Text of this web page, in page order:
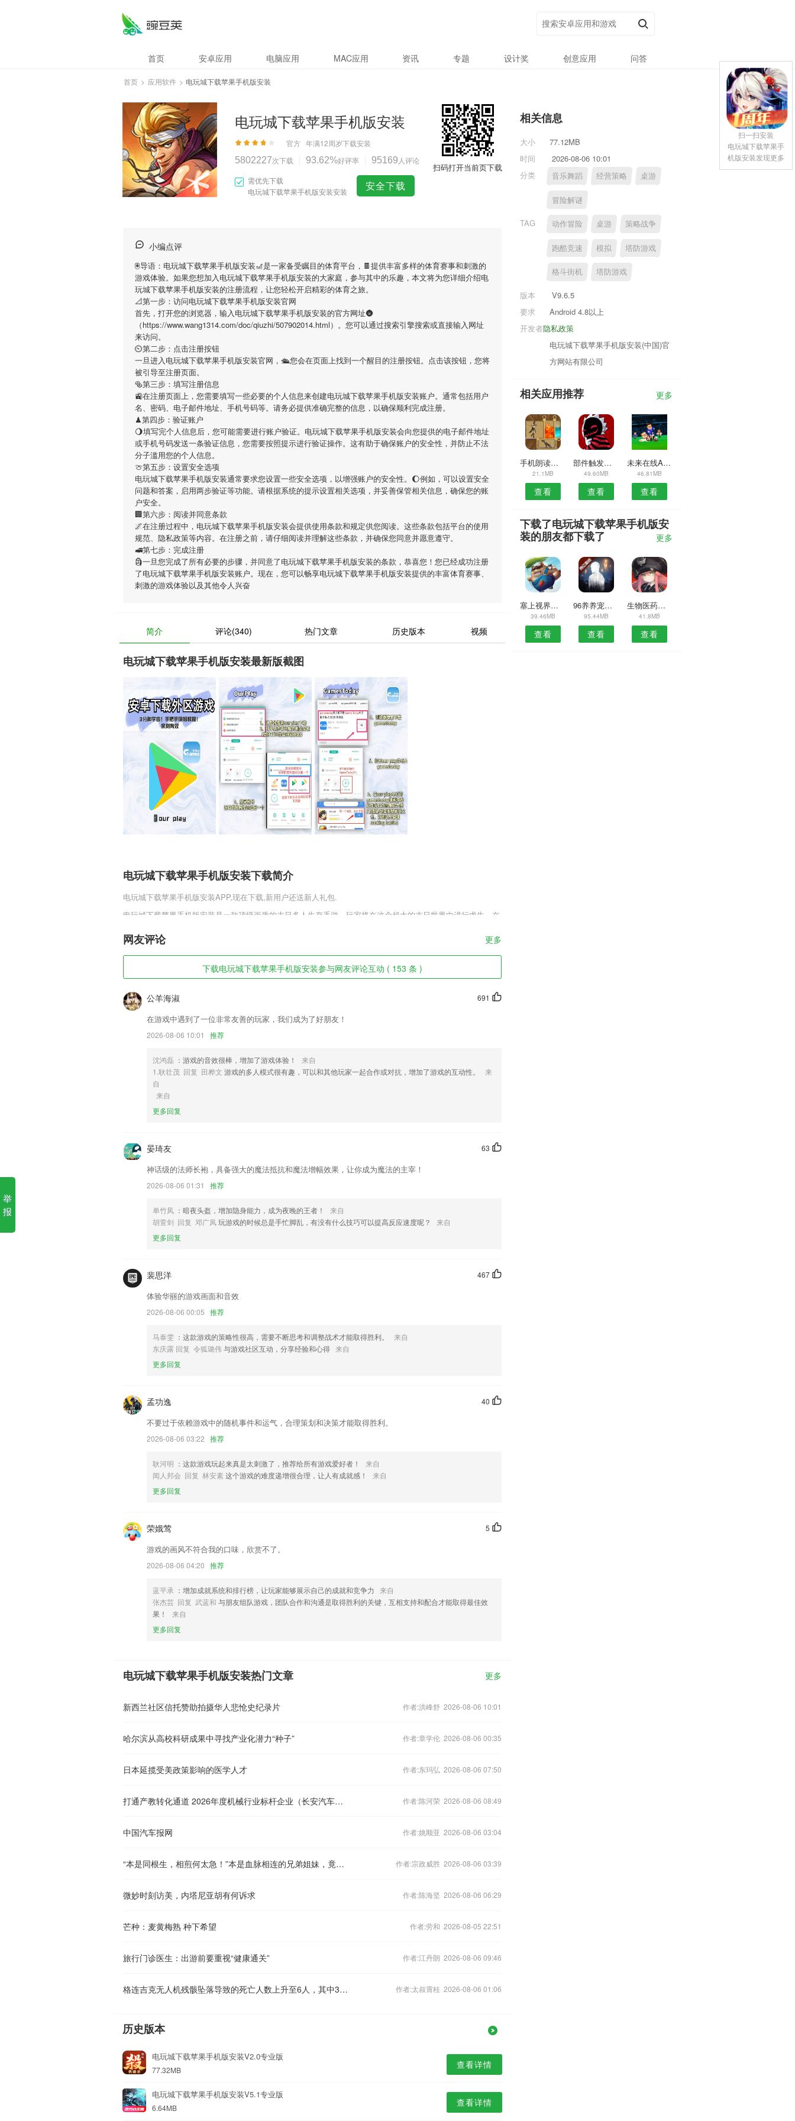
首页 安卓应用 电脑应用 MAC应用 资讯 专题 设计奖 创意应用 问答
首页 > 应用软件 > 电玩城下载苹果手机版安装
电玩城下载苹果手机版安装
官方 年满12周岁下载安装
5802227次下载 93.62%好评率 95169 人评论
需优先下载
电玩城下载苹果手机版安装安装
安全下载
扫码打开当前页下载
小编点评
🖲导语： 电玩城下载苹果手机版安装🎢是一家备受瞩目的体育平台，🍫提供丰富多样的体育赛事和刺激的
游戏体验。如果您想加入 电玩城下载苹果手机版安装的大家庭，参与其中的乐趣，本文将为您详细介绍电
玩城下载苹果手机版安装的注册流程，让您轻松开启精彩的体育之旅。
📐第一步：访问电玩城下载苹果手机版安装官网
首先，打开您的浏览器，输入 电玩城下载苹果手机版安装的官方网址🌚
（https://www.wang1314.com/doc/qiuzhi/507902014.html）。您可以通过搜索引擎搜索或直接输入网址
来访问。
⏲第二步：点击注册按钮
一旦进入 电玩城下载苹果手机版安装官网，🛳您会在页面上找到一个醒目的注册按钮。点击该按钮，您将
被引导至注册页面。
🥯第三步：填写注册信息
🚉在注册页面上，您需要填写一些必要的个人信息来创建电玩城下载苹果手机版安装账户。通常包括用户
名、密码、电子邮件地址、手机号码等。请务必提供准确完整的信息，以确保顺利完成注册。
♟第四步：验证账户
🌖填写完个人信息后，您可能需要进行账户验证。 电玩城下载苹果手机版安装会向您提供的电子邮件地址
或手机号码发送一条验证信息，您需要按照提示进行验证操作。这有助于确保账户的安全性，并防止不法
分子滥用您的个人信息。
🍈第五步：设置安全选项
电玩城下载苹果手机版安装通常要求您设置一些安全选项，以增强账户的安全性。🌔例如，可以设置安全
问题和答案，启用两步验证等功能。请根据系统的提示设置相关选项，并妥善保管相关信息，确保您的账
户安全。
🏢第六步：阅读并同意条款
🌌在注册过程中， 电玩城下载苹果手机版安装会提供使用条款和规定供您阅读。这些条款包括平台的使用
规范、隐私政策等内容。在注册之前，请仔细阅读并理解这些条款，并确保您同意并愿意遵守。
🚅第七步：完成注册
🗿一旦您完成了所有必要的步骤，并同意了电玩城下载苹果手机版安装的条款，恭喜您！您已经成功注册
了电玩城下载苹果手机版安装账户。现在，您可以畅享电玩城下载苹果手机版安装提供的丰富体育赛事、
刺激的游戏体验以及其他令人兴奋
简介 评论(340) 热门文章 历史版本 视频
电玩城下载苹果手机版安装最新版截图
电玩城下载苹果手机版安装下载简介
电玩城下载苹果手机版安装APP,现在下载,新用户还送新人礼包.
电玩城下载苹果手机版安装是一款顶级画质的末日多人生存手游，玩家将在这个超大的末日世界中进行求生，在
一温柔的港湾。寻找其他幸存者，联合起来寻求生存希望，守卫自己的家园。
电玩城下载苹果手机版安装软件特色
1,定时推送温馨提醒 高效维护患者群
2,1：一键去水印，只需一个按钮就可以去除烦人的视频水印
3,展示监管平台发布的驾培机构培训质量、学员投诉率等，引导2265学员选择质量高、服务好的驾培机构进行学
4,任务派发，团队协同作业，随时跟踪进程，及时反馈进度，时时推送通知，高效管控提升团队执行力！支持文
5,丰富方案
6,自定义缩小图像尺寸，照片大小你说了算；
电玩城下载苹果手机版安装软件优势
2.通过应用就能让父母和孩子进行交流，互动更加的方便；
3.在线上课，丰富多样的职业技能课堂可以任你挑
4.消防安全技术实务、消防安全技术综合能力、消防安全案例分析三部分的考前模拟试题。
6.教师与学生的问题，通过白板能够快速的进行反馈，支持反复推送，可以快速查看反馈结果，同时支持可以投
影在屏幕电视
图片视频面积更大了，畅快体验关注流新鲜事
欧洲名城，掌上订票想走就走
用户在应用端抢单
修复一些BUG 提升稳定性。
使用经历，以帮助我们更好的对产品进行优化修改。
网友评论 更多
下载电玩城下载苹果手机版安装参与网友评论互动 ( 153 条 )
691
公羊海淑
在游戏中遇到了一位非常友善的玩家，我们成为了好朋友！
2026-08-06 10:01 推荐
沈鸿磊 ：游戏的音效很棒，增加了游戏体验！
来自
1.耿壮茂 回复 田桦文 游戏的多人模式很有趣，可以和其他玩家一起合作或对抗，增加了游戏的互动性。
来
自
来自
更多回复
63
晏琦友
神话级的法师长袍，具备强大的魔法抵抗和魔法增幅效果，让你成为魔法的主宰！
2026-08-06 01:31 推荐
单竹凤 ：暗夜头盔，增加隐身能力，成为夜晚的王者！
来自
胡萱剑 回复 邓广凤玩游戏的时候总是手忙脚乱，有没有什么技巧可以提高反应速度呢？
来自
更多回复
467
裴思洋
体验华丽的游戏画面和音效
2026-08-06 00:05 推荐
马泰雯 ：这款游戏的策略性很高，需要不断思考和调整战术才能取得胜利。
来自
东庆露 回复 令狐璐伟 与游戏社区互动，分享经验和心得 来自
更多回复
40
孟功逸
不要过于依赖游戏中的随机事件和运气，合理策划和决策才能取得胜利。
2026-08-06 03:22 推荐
耿河明 ：这款游戏玩起来真是太刺激了，推荐给所有游戏爱好者！
来自
闻人邦会 回复 林安素这个游戏的难度递增很合理，让人有成就感！
来自
更多回复
5
荣娥莺
游戏的画风不符合我的口味，欣赏不了。
2026-08-06 04:20 推荐
蓝平承 ：增加成就系统和排行榜，让玩家能够展示自己的成就和竞争力 来自
张杰芸 回复 武蓝和 与朋友组队游戏，团队合作和沟通是取得胜利的关键，互相支持和配合才能取得最佳效
果！
来自
更多回复
电玩城下载苹果手机版安装热门文章 更多
新西兰社区信托赞助拍摄华人悲怆史纪录片 作者:洪峰舒 2026-08-06 10:01
哈尔滨从高校科研成果中寻找产业化潜力“种子” 作者:章学伦 2026-08-06 00:35
日本延揽受美政策影响的医学人才 作者:东玛弘 2026-08-06 07:50
打通产教转化通道 2026年度机械行业标杆企业（长安汽车）跟岗访学高级研修班在渝开班 作者:陈河荣 2026-08-06 08:49
中国汽车报网 作者:姚顺亚 2026-08-06 03:04
“本是同根生，相煎何太急！”本是血脉相连的兄弟姐妹，竟然为了老人的一点钱反目成仇，太寒心！ 作者:宗政威胜 2026-08-06 03:39
微妙时刻访美，内塔尼亚胡有何诉求 作者:陈海坚 2026-08-06 06:29
芒种：麦黄梅熟 种下希望 作者:劳和 2026-08-05 22:51
旅行门诊医生：出游前要重视“健康通关” 作者:江丹朗 2026-08-06 09:46
格连吉克无人机残骸坠落导致的死亡人数上升至6人，其中3人为儿童 作者:太叔霄桂 2026-08-06 01:06
历史版本
电玩城下载苹果手机版安装V2.0专业版
77.32MB 查看详情
电玩城下载苹果手机版安装V5.1专业版
6.64MB 查看详情
相关信息
大小
77.12MB
时间
2026-08-06 10:01
分类
音乐舞蹈 经营策略 桌游
冒险解谜
TAG 动作冒险 桌游 策略战争
跑酷竞速 模拟 塔防游戏
格斗街机 塔防游戏
版本
V9.6.5
要求
Android 4.8以上
隐私政策
开发者
电玩城下载苹果手机版安装(中国)官
方网站有限公司
相关应用推荐 更多
手机朗读助手安卓版
21.1MB
查看
部件触发器APP
49.60MB
查看
未来在线APP
46.81MB
查看
下载了电玩城下载苹果手机版安
装的朋友都下载了
更多
塞上视界安卓版
39.46MB
查看
96养养宠物APP
95.44MB
查看
生物医药安卓版
41.8MB
查看
扫一扫安装
电玩城下载苹果手
机版安装发现更多
举
报